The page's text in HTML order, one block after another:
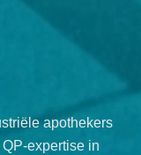
apothekers
expertise in